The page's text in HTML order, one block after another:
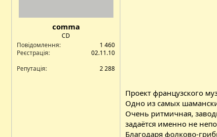
comma
CD
Повідомлення
1 460
Реєстрація
02.11.10
Репутація
2 288
Проект французского
Одно из самых
Очень ритмичная,
задаётся именно не
Благодаря фолково-